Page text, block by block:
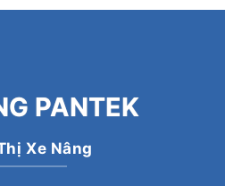
PANTEK
Xe Nâng